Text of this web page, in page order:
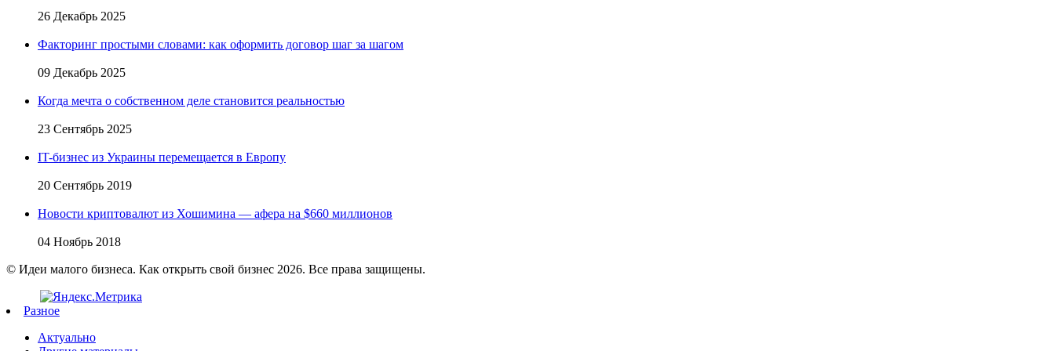
26 Декабрь 2025
Факторинг простыми словами: как оформить договор шаг за шагом
09 Декабрь 2025
Когда мечта о собственном деле становится реальностью
23 Сентябрь 2025
IT-бизнес из Украины перемещается в Европу
20 Сентябрь 2019
Новости криптовалют из Хошимина — афера на $660 миллионов
04 Ноябрь 2018
© Идеи малого бизнеса. Как открыть свой бизнес 2026. Все права защищены.
Разное
Актуально